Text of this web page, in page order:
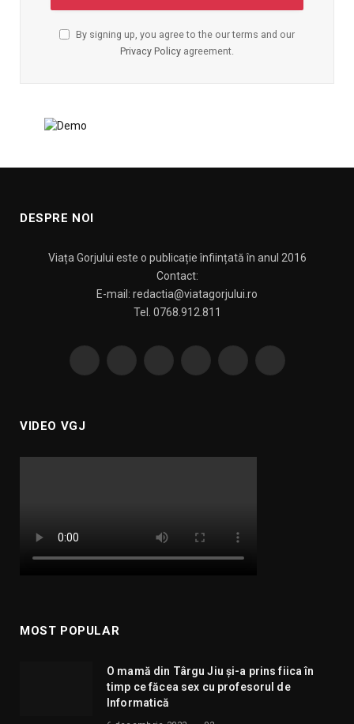
By signing up, you agree to the our terms and our
Privacy Policy agreement.
DESPRE NOI
Viața Gorjului este o publicație înființată în anul 2016
Contact:
E-mail: redactia@viatagorjului.ro
Tel. 0768.912.811
Facebook Pinterest YouTube WhatsAppTikTok
VIDEO VGJ
MOST POPULAR
O mamă din Târgu Jiu și-a prins fiica în
timp ce făcea sex cu profesorul de
Informatică